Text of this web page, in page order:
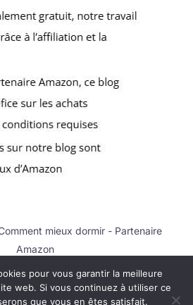
mieux dormir - Partenaire
Amazon
Contact
légales
pour vous garantir la meilleure
web. Si vous continuez à utiliser ce
que vous en êtes satisfait.